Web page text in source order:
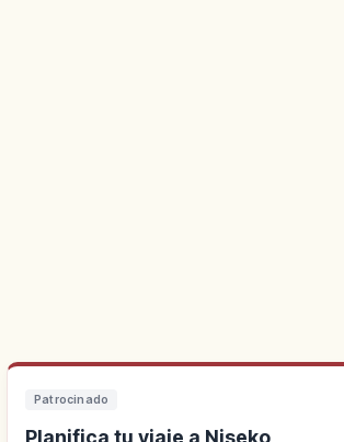
Patrocinado
Planifica tu viaje a Niseko